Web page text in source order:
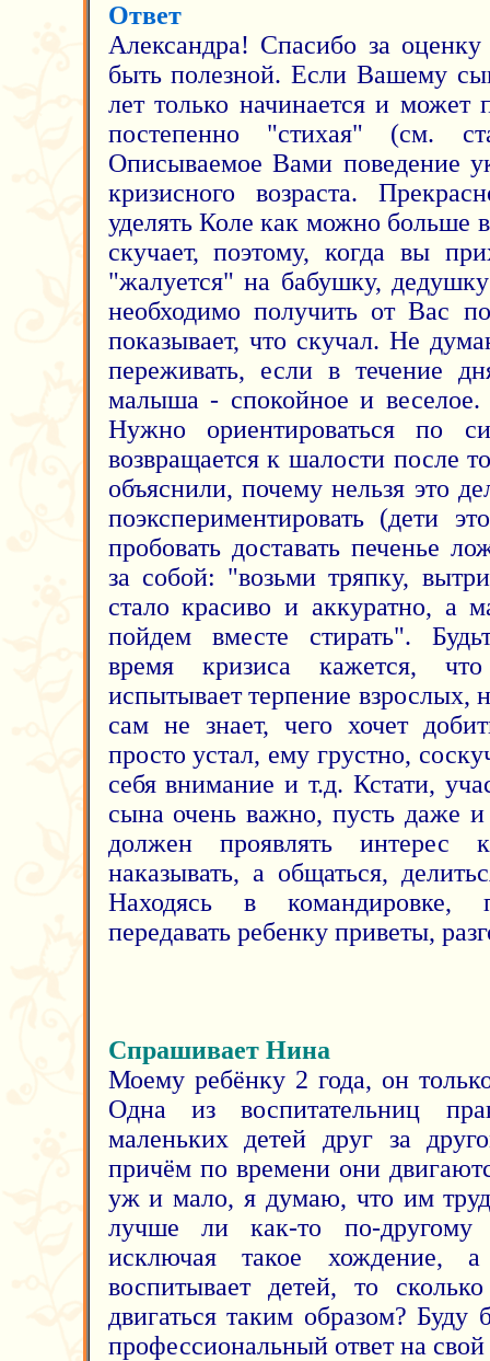
Ответ
Александра! Спасибо за
быть полезной. Если Вашему
лет только начинается и может
постепенно "стихая" (см.
Описываемое Вами поведение
кризисного возраста.
уделять Коле как можно больше
скучает, поэтому, когда вы
"жалуется" на бабушку,
необходимо получить от Вас
показывает, что скучал. Не
переживать, если в течение
малыша - спокойное и
Нужно ориентироваться по
возвращается к шалости после
объяснили, почему нельзя это
поэкспериментировать (дети
пробовать доставать печенье
за собой: "возьми тряпку,
стало красиво и аккуратно, а
пойдем вместе стирать".
время кризиса кажется,
испытывает терпение взрослых,
сам не знает, чего хочет
просто устал, ему грустно,
себя внимание и т.д. Кстати,
сына очень важно, пусть даже
должен проявлять
наказывать, а общаться,
Находясь в командировке,
передавать ребенку приветы,
Спрашивает Нина
Моему ребёнку 2 года, он
Одна из воспитательниц
маленьких детей друг за
причём по времени они
уж и мало, я думаю, что им
лучше ли как-то по-другому
исключая такое
воспитывает детей, то
двигаться таким образом? Буду
профессиональный ответ на